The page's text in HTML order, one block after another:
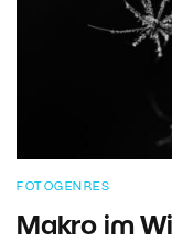
FOTOGENRES
Makro im